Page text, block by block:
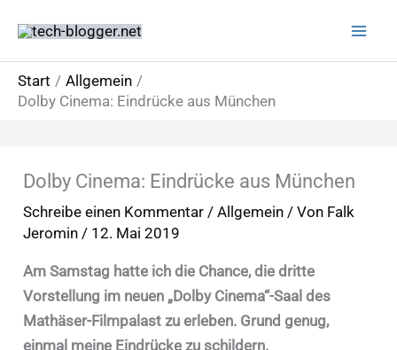
Inhalt
springen
Start
Allgemein
Dolby Cinema: Eindrücke aus München
Dolby Cinema: Eindrücke aus München
Schreibe einen Kommentar / Allgemein/ Von Falk
Jeromin / 12. Mai 2019
Am Samstag hatte ich die Chance, die dritte
Vorstellung im neuen „Dolby Cinema“-Saal des
Mathäser-Filmpalast zu erleben. Grund genug,
einmal meine Eindrücke zu schildern.